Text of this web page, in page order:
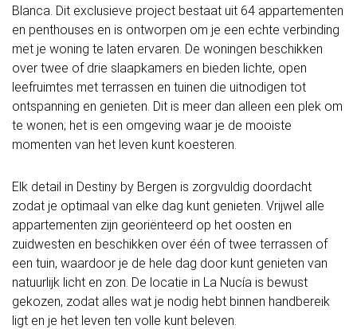
Blanca. Dit exclusieve project bestaat uit 64 appartementen
en penthouses en is ontworpen om je een echte verbinding
met je woning te laten ervaren. De woningen beschikken
over twee of drie slaapkamers en bieden lichte, open
leefruimtes met terrassen en tuinen die uitnodigen tot
ontspanning en genieten. Dit is meer dan alleen een plek om
te wonen; het is een omgeving waar je de mooiste
momenten van het leven kunt koesteren.
Elk detail in Destiny by Bergen is zorgvuldig doordacht
zodat je optimaal van elke dag kunt genieten. Vrijwel alle
appartementen zijn georiënteerd op het oosten en
zuidwesten en beschikken over één of twee terrassen of
een tuin, waardoor je de hele dag door kunt genieten van
natuurlijk licht en zon. De locatie in La Nucía is bewust
gekozen, zodat alles wat je nodig hebt binnen handbereik
ligt en je het leven ten volle kunt beleven.